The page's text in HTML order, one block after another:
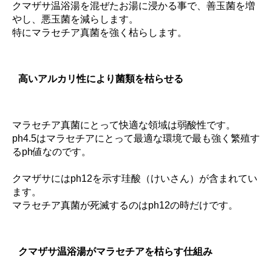
クマザサ温浴湯を混ぜたお湯に浸かる事で、善玉菌を増
やし、悪玉菌を減らします。
特にマラセチア真菌を強く枯らします。
高いアルカリ性により菌類を枯らせる
マラセチア真菌にとって快適な領域は弱酸性です。
ph4.5はマラセチアにとって最適な環境で最も強く繁殖す
るph値なのです。
クマザサにはph12を示す珪酸（けいさん）が含まれてい
ます。
マラセチア真菌が死滅するのはph12の時だけです。
クマザサ温浴湯がマラセチアを枯らす仕組み